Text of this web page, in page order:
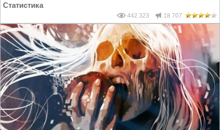
Статистика
442 323 18 707